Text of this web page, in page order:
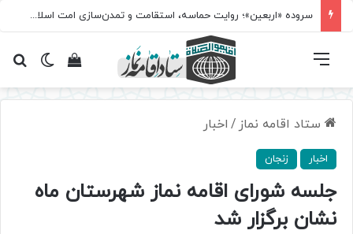
سروده‌ «اربعین»؛ روایت حماسه، استقامت و تمدن‌سازی امت اسلامی
تغییرمشاهده فهرست
ستاد اقامه نماز / اخبار
اخبار زنجان
جلسه شورای اقامه نماز شهرستان ماه
نشان برگزار شد